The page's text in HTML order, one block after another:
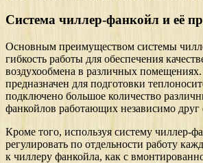
Система чиллер-фанкойл и её
Основным преимуществом системы
гибкость работы для обеспечения
воздухообмена в различных
предназначен для подготовки
подключено большое количество
фанкойлов работающих независимо друг
Кроме того, используя систему чиллер-
регулировать по отдельности работу
к чиллеру фанкойла, как с